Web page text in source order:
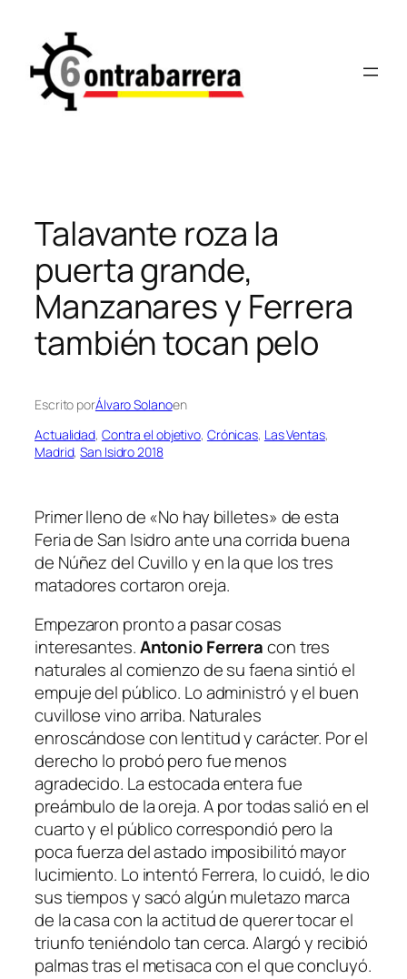
contenido
Talavante roza la
puerta grande,
Manzanares y Ferrera
también tocan pelo
Escrito porÁlvaro Solanoen
Actualidad, Contra el objetivo, Crónicas, Las Ventas
Madrid, San Isidro 2018
Primer lleno de «No hay billetes» de esta
Feria de San Isidro ante una corrida buena
de Núñez del Cuvillo y en la que los tres
matadores cortaron oreja.
Empezaron pronto a pasar cosas
interesantes.Antonio Ferreracon tres
naturales al comienzo de su faena sintió el
empuje del público. Lo administró y el buen
cuvillose vino arriba. Naturales
enroscándose con lentitud y carácter. Por el
derecho lo probó pero fue menos
agradecido. La estocada entera fue
preámbulo de la oreja. A por todas salió en el
cuarto y el público correspondió pero la
poca fuerza del astado imposibilitó mayor
lucimiento. Lo intentó Ferrera, lo cuidó, le dio
sus tiempos y sacó algún muletazo marca
de la casa con la actitud de querer tocar el
triunfo teniéndolo tan cerca. Alargó y recibió
palmas tras el metisaca con el que concluyó.